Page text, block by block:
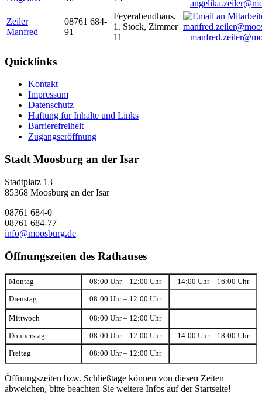
Zeiler
Manfred
08761 684-
91
Feyerabendhaus,
1. Stock, Zimmer
11
Quicklinks
Kontakt
Impressum
Datenschutz
Haftung für Inhalte und Links
Barrierefreiheit
Zugangseröffnung
Stadt Moosburg an der Isar
Stadtplatz 13
85368 Moosburg an der Isar
08761 684-0
08761 684-77
info@moosburg.de
Öffnungszeiten des Rathauses
Montag 08:00 Uhr – 12:00 Uhr 14:00 Uhr – 16:00 Uhr
Dienstag 08:00 Uhr – 12:00 Uhr
Mittwoch 08:00 Uhr – 12:00 Uhr
Donnerstag 08:00 Uhr – 12:00 Uhr 14:00 Uhr – 18:00 Uhr
Freitag 08:00 Uhr – 12:00 Uhr
Öffnungszeiten bzw. Schließtage können von diesen Zeiten
abweichen, bitte beachten Sie weitere Infos auf der Startseite!